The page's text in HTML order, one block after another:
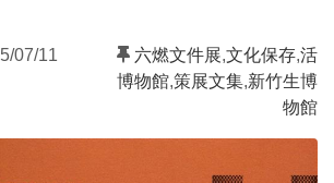
07/11 六燃文件展,文化保存,活
博物館,策展文集,新竹生博
物館